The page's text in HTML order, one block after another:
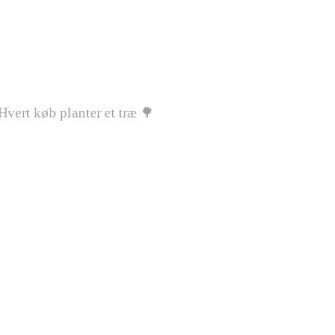
Hvert køb planter et træ 🌳